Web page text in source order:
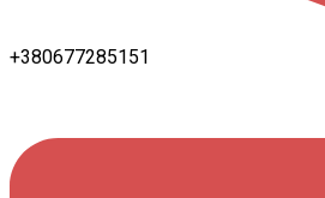
+380677285151